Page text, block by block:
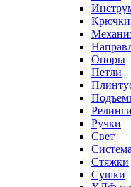
Крючки
Опоры
Петли
Релинги
Ручки
Свет
Стяжки
Сушки